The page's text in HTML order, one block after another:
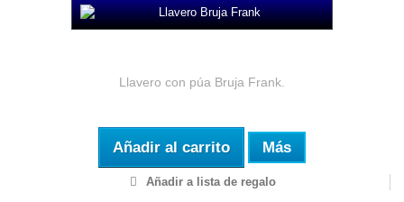
Llavero con púa Bruja Frank.
Añadir al carrito Más
Añadir a lista de regalo